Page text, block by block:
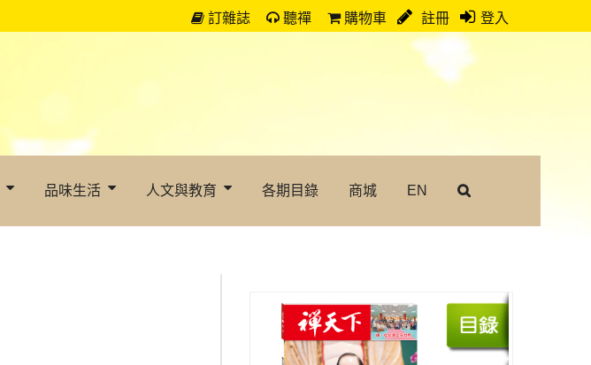
訂雜誌 聽禪 購物車 註冊 登入
品味生活 人文與教育 各期目錄 商城 EN